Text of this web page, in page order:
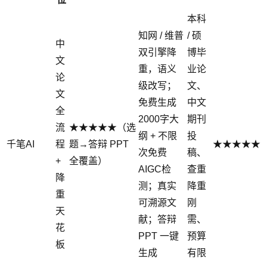
千笔AI
中
文
论
文
全
流
程
+
降
重
天
花
板
★★★★★（选
题→答辩 PPT
全覆盖）
知网 / 维普
双引擎降
重，语义
级改写；
免费生成
2000字大
纲 + 不限
次免费
AIGC检
测；真实
可溯源文
献；答辩
PPT 一键
生成
本科
/ 硕
博毕
业论
文、
中文
期刊
投
稿、
查重
降重
刚
需、
预算
有限
★★★★★